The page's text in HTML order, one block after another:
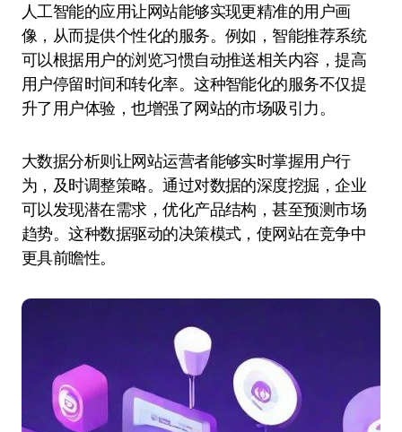
人工智能的应用让网站能够实现更精准的用户画
像，从而提供个性化的服务。例如，智能推荐系统
可以根据用户的浏览习惯自动推送相关内容，提高
用户停留时间和转化率。这种智能化的服务不仅提
升了用户体验，也增强了网站的市场吸引力。
大数据分析则让网站运营者能够实时掌握用户行
为，及时调整策略。通过对数据的深度挖掘，企业
可以发现潜在需求，优化产品结构，甚至预测市场
趋势。这种数据驱动的决策模式，使网站在竞争中
更具前瞻性。